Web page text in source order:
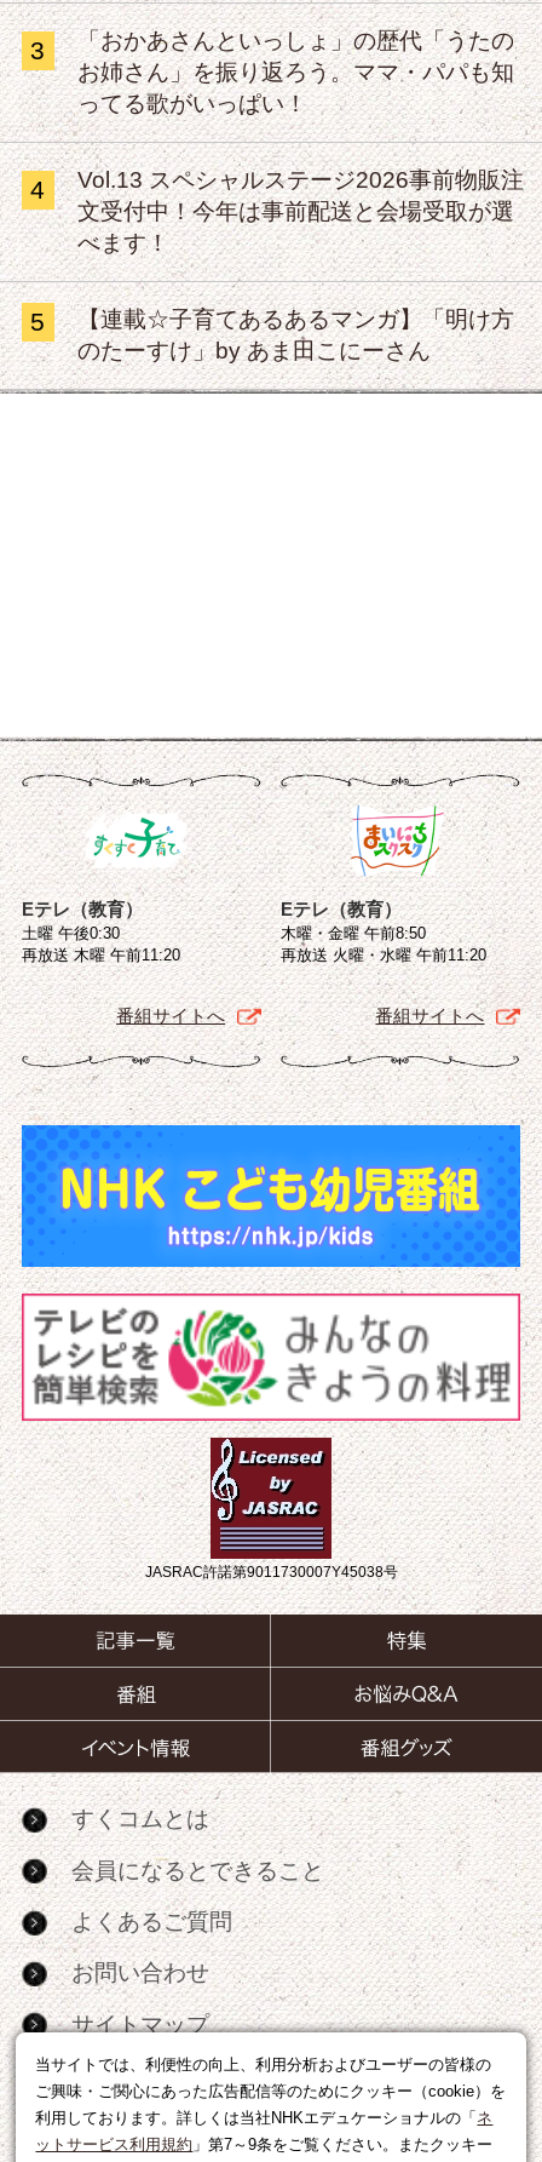
当サイトでは、利便性の向上、利用分析およびユーザーの皆様の
ご興味・ご関心にあった広告配信等のためにクッキー（cookie）を
利用しております。詳しくは当社NHKエデュケーショナルの「 ネ
ットサービス利用規約 」第7～9条をご覧ください。またクッキー
3
「おかあさんといっしょ」の歴代「うたの
お姉さん」を振り返ろう。ママ・パパも知
ってる歌がいっぱい！
4
Vol.13 スペシャルステージ2026事前物販注
文受付中！今年は事前配送と会場受取が選
べます！
5
【連載☆子育てあるあるマンガ】「明け方
のたーすけ」by あま田こにーさん
Eテレ（教育）
土曜 午後0:30
再放送 木曜 午前11:20
番組サイトへ
Eテレ（教育）
木曜・金曜 午前8:50
再放送 火曜・水曜 午前11:20
番組サイトへ
JASRAC許諾第9011730007Y45038号
すくコムとは
会員になるとできること
よくあるご質問
お問い合わせ
サイトマップ
RSS
広告出稿・パートナーシップについて